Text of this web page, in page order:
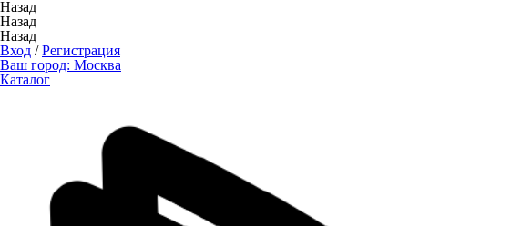
Назад
Назад
Назад
Вход /Регистрация
Ваш город: Москва
Каталог